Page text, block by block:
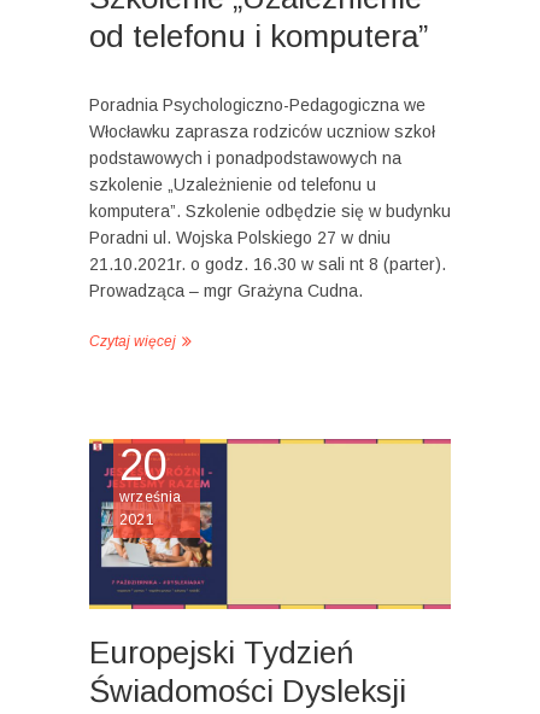
od telefonu i komputera”
Poradnia Psychologiczno-Pedagogiczna we
Włocławku zaprasza rodziców uczniow szkoł
podstawowych i ponadpodstawowych na
szkolenie „Uzależnienie od telefonu u
komputera”. Szkolenie odbędzie się w budynku
Poradni ul. Wojska Polskiego 27 w dniu
21.10.2021r. o godz. 16.30 w sali nt 8 (parter).
Prowadząca – mgr Grażyna Cudna.
Czytaj więcej
20
września
2021
Europejski Tydzień
Świadomości Dysleksji